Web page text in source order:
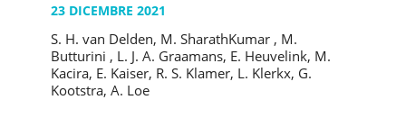
23 DICEMBRE 2021
S. H. van Delden, M. SharathKumar , M.
Butturini , L. J. A. Graamans, E. Heuvelink, M.
Kacira, E. Kaiser, R. S. Klamer, L. Klerkx, G.
Kootstra, A. Loe